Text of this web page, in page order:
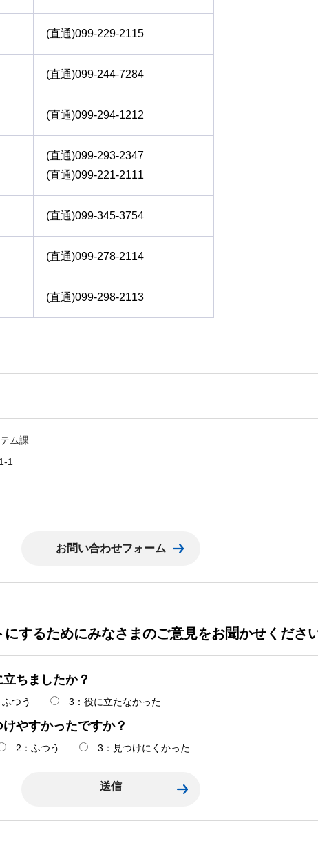
(直通)099-229-2115
(直通)099-244-7284
(直通)099-294-1212
(直通)099-293-2347
(直通)099-221-2111
(直通)099-345-3754
(直通)099-278-2114
(直通)099-298-2113
ム課
1
にするためにみなさまのご意見をお聞かせくださ
ちましたか？
つう 3：役に立たなかった
やすかったですか？
2：ふつう 3：見つけにくかった